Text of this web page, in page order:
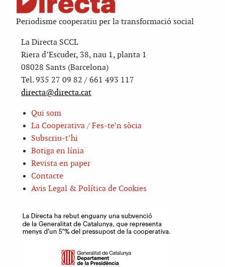
Periodisme cooperatiu per la transformació social
La Directa SCCL
Riera d’Escuder, 38, nau 1, planta 1
08028 Sants (Barcelona)
Tel. 935 27 09 82 / 661 493 117
directa@directa.cat
Qui som
La Cooperativa / Fes-te’n sòcia
Subscriu-t’hi
Botiga en línia
Revista en paper
Contacte
Avis Legal & Política de Cookies